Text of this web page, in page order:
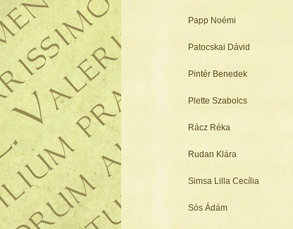
Papp Noémi
Patocskai Dávid
Pintér Benedek
Plette Szabolcs
Rácz Réka
Rudan Klára
Simsa Lilla Cecília
Sós Ádám